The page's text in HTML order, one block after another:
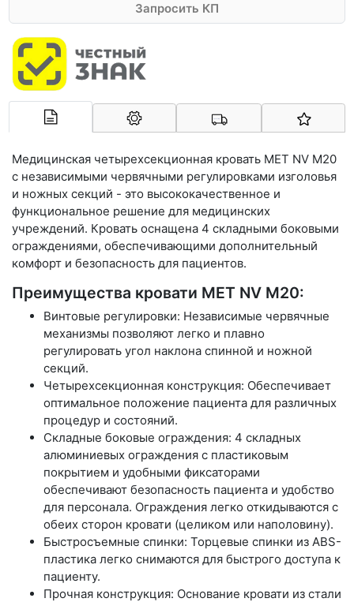
Запросить КП
Арконт-Мед
Медицинская четырехсекционная кровать MET NV M20
с независимыми червячными регулировками изголовья
и ножных секций - это высококачественное и
функциональное решение для медицинских
учреждений. Кровать оснащена 4 складными боковыми
ограждениями, обеспечивающими дополнительный
комфорт и безопасность для пациентов.
Преимущества кровати MET NV M20:
Винтовые регулировки: Независимые червячные
механизмы позволяют легко и плавно
регулировать угол наклона спинной и ножной
секций.
Четырехсекционная конструкция: Обеспечивает
оптимальное положение пациента для различных
процедур и состояний.
Складные боковые ограждения: 4 складных
алюминиевых ограждения с пластиковым
покрытием и удобными фиксаторами
обеспечивают безопасность пациента и удобство
для персонала. Ограждения легко откидываются с
обеих сторон кровати (целиком или наполовину).
Быстросъемные спинки: Торцевые спинки из ABS-
пластика легко снимаются для быстрого доступа к
пациенту.
Прочная конструкция: Основание кровати из стали